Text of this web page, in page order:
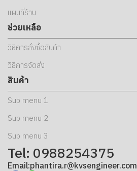
แผนที่ร้าน
ช่วยเหลือ
วิธีการสั่งซื้อสินค้า
วิธีการจัดส่ง
สินค้า
Sub menu 1
Sub menu 2
Sub menu 3
Tel: 0988254375
Email:phantira.r@kvsengineer.com